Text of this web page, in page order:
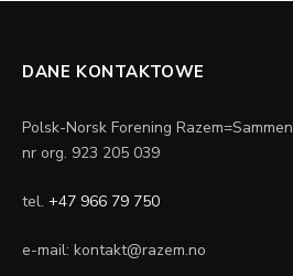
DANE KONTAKTOWE
Polsk-Norsk Forening Razem=Sammen
nr org. 923 205 039
tel. +47 966 79 750
e-mail: kontakt@razem.no